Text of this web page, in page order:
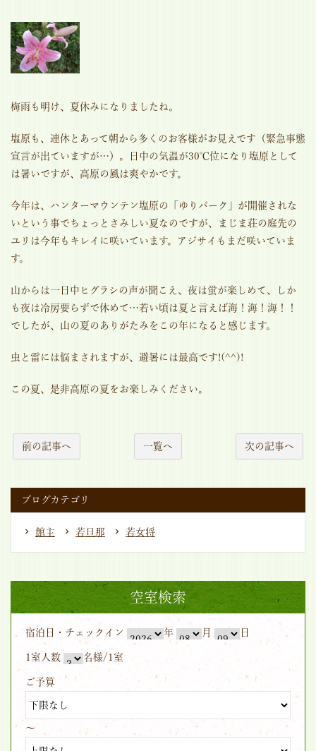
梅雨も明け、夏休みになりましたね。
塩原も、連休とあって朝から多くのお客様がお見えです（緊急事態
宣言が出ていますが…）。日中の気温が30℃位になり塩原として
は暑いですが、高原の風は爽やかです。
今年は、ハンターマウンテン塩原の「ゆりパーク」が開催されな
いという事でちょっとさみしい夏なのですが、まじま荘の庭先の
ユリは今年もキレイに咲いています。アジサイもまだ咲いていま
す。
山からは一日中ヒグラシの声が聞こえ、夜は蛍が楽しめて、しか
も夜は冷房要らずで休めて…若い頃は夏と言えば海！海！海！！
でしたが、山の夏のありがたみをこの年になると感じます。
虫と雷には悩まされますが、避暑には最高です!(^^)!
この夏、是非高原の夏をお楽しみください。
前の記事へ 一覧へ 次の記事へ
ブログカテゴリ
館主 若旦那 若女将
空室検索
宿泊日・チェックイン 年 月 日
1室人数 名様/1室
ご予算
～